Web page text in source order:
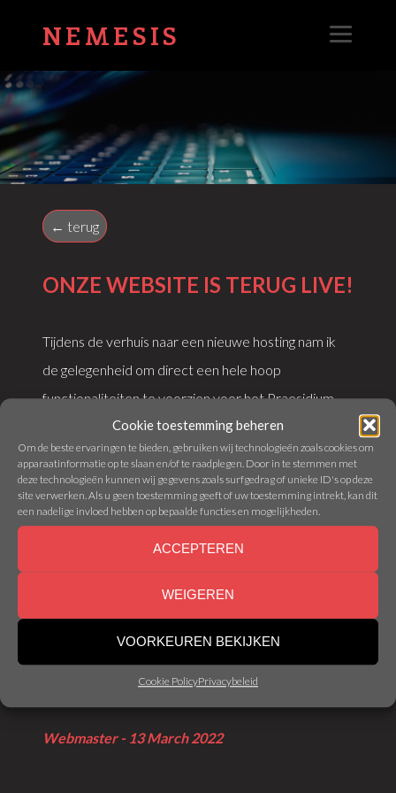
Cookie toestemming beheren
Om de beste ervaringen te bieden, gebruiken wij technologieën zoals cookies om
apparaatinformatie op te slaan en/of te raadplegen. Door in te stemmen met
deze technologieën kunnen wij gegevens zoals surfgedrag of unieke ID's op deze
site verwerken. Als u geen toestemming geeft of uw toestemming intrekt, kan dit
een nadelige invloed hebben op bepaalde functies en mogelijkheden.
ACCEPTEREN
WEIGEREN
VOORKEUREN BEKIJKEN
Cookie PolicyPrivacybeleid
NEMESIS
← terug
ONZE WEBSITE IS TERUG LIVE!
Tijdens de verhuis naar een nieuwe hosting nam ik
de gelegenheid om direct een hele hoop
functionaliteiten te voorzien voor het Praesidium.
Zo hebben bepaalde Praesidiumleden nu zelf
toegang tot het beheren van o.a. de kalender, de
geek codex, de gotm’s, de sponsors … en nog veel
meer!
Geen toegang tot onze Discord server? Of geen fan
activiteiten ook op via deze weg!
Webmaster - 13 March 2022